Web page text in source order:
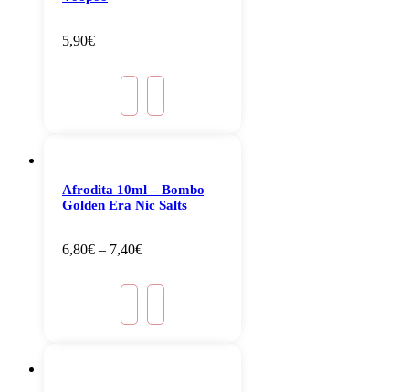
5,90€
Afrodita 10ml – Bombo
Golden Era Nic Salts
6,80€ – 7,40€